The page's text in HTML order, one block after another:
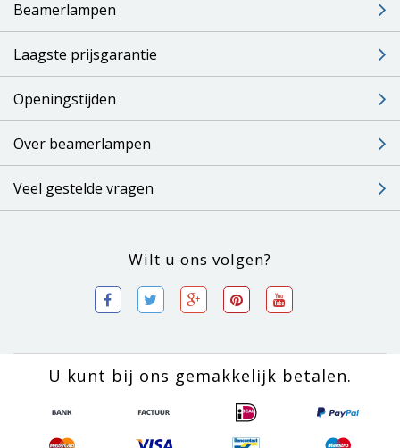
Beamerlampen
Laagste prijsgarantie
Openingstijden
Over beamerlampen
Veel gestelde vragen
Wilt u ons volgen?
U kunt bij ons gemakkelijk betalen.